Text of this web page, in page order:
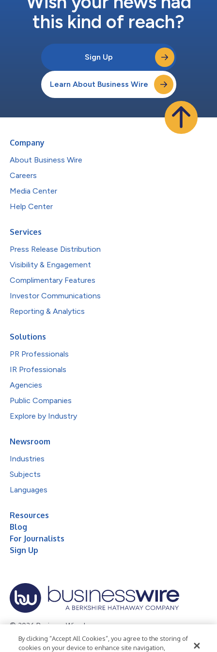
this kind of reach?
Sign Up
Learn About Business Wire
Company
About Business Wire
Careers
Media Center
Help Center
Services
Press Release Distribution
Visibility & Engagement
Complimentary Features
Investor Communications
Reporting & Analytics
Solutions
PR Professionals
IR Professionals
Agencies
Public Companies
Explore by Industry
Newsroom
Industries
Subjects
Languages
Resources
Blog
For Journalists
Sign Up
© 2026 Business Wire, Inc.
Privacy Policy Cookie Policy Accessibility Statement
By clicking “Accept All Cookies”, you agree to the storing of
cookies on your device to enhance site navigation,